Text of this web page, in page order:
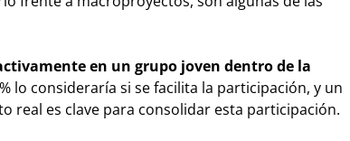
en un grupo joven dentro de la
lo consideraría si se facilita la participación, y un
real es clave para consolidar esta participación.